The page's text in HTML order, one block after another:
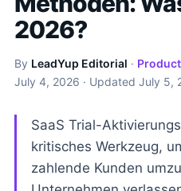
2026?
By LeadYup Editorial ·
July 4, 2026 · Updated July 5,
SaaS Trial-
kritisches Werkzeug,
zahlende Kunden